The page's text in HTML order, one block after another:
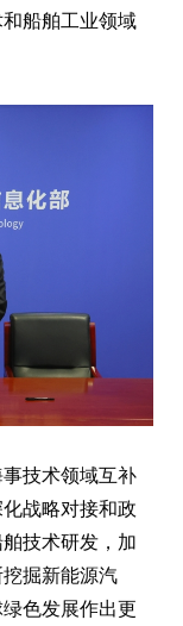
船舶工业领域
技术领域互补
战略对接和政
技术研发，加
掘新能源汽
色发展作出更